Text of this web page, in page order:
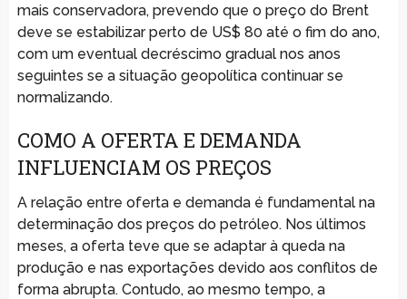
mais conservadora, prevendo que o preço do Brent
deve se estabilizar perto de US$ 80 até o fim do ano,
com um eventual decréscimo gradual nos anos
seguintes se a situação geopolítica continuar se
normalizando.
COMO A OFERTA E DEMANDA
INFLUENCIAM OS PREÇOS
A relação entre oferta e demanda é fundamental na
determinação dos preços do petróleo. Nos últimos
meses, a oferta teve que se adaptar à queda na
produção e nas exportações devido aos conflitos de
forma abrupta. Contudo, ao mesmo tempo, a